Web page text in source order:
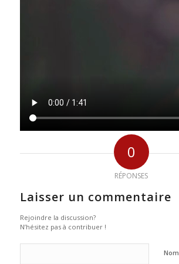
0
RÉPONSES
Laisser un commentaire
Rejoindre la discussion?
N’hésitez pas à contribuer !
Nom